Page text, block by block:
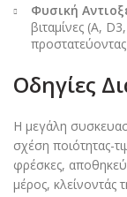
Φυσική
βιταμίνες (A,
Οδηγίες
Η μεγάλη
σχέση ποιότητας-
φρέσκες,
μέρος, κλείνοντάς